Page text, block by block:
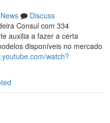
News
Discuss
Consul com 334
auxilia a fazer a certa
disponíveis no mercado
watch?